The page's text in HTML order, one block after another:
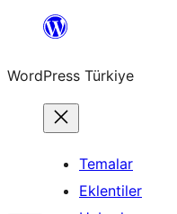
İçeriğe
WordPress Türkiye
Temalar
Eklentiler